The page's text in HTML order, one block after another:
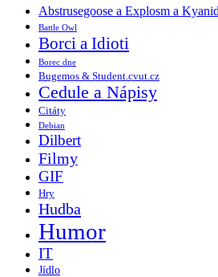
Abstrusegoose a Explosm a
Battle Owl
Borci a Idioti
Borec dne
Bugemos & Student.cvut.cz
Cedule a Nápisy
Citáty
Debian
Dilbert
Filmy
GIF
Hry
Hudba
Humor
IT
Jídlo